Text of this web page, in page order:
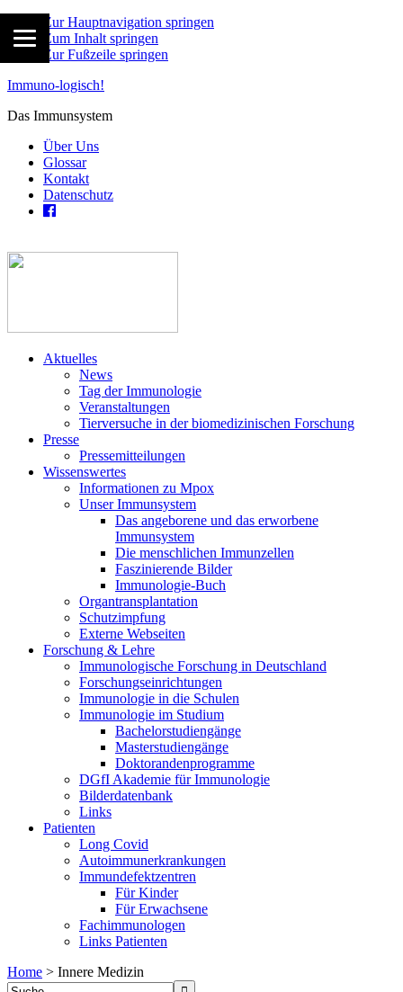
Zur Hauptnavigation springen
Zum Inhalt springen
Zur Fußzeile springen
Immuno-logisch!
Das Immunsystem
Über Uns
Glossar
Kontakt
Datenschutz
Aktuelles
News
Tag der Immunologie
Veranstaltungen
Tierversuche in der biomedizinischen Forschung
Presse
Pressemitteilungen
Wissenswertes
Informationen zu Mpox
Unser Immunsystem
Das angeborene und das erworbene
Immunsystem
Die menschlichen Immunzellen
Faszinierende Bilder
Immunologie-Buch
Organtransplantation
Schutzimpfung
Externe Webseiten
Forschung & Lehre
Immunologische Forschung in Deutschland
Forschungseinrichtungen
Immunologie in die Schulen
Immunologie im Studium
Bachelorstudiengänge
Masterstudiengänge
Doktorandenprogramme
DGfI Akademie für Immunologie
Bilderdatenbank
Links
Patienten
Long Covid
Autoimmunerkrankungen
Immundefektzentren
Für Kinder
Für Erwachsene
Fachimmunologen
Links Patienten
Home > Innere Medizin